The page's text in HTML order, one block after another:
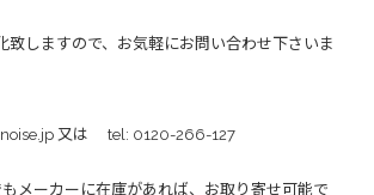
致しますので、お気軽にお問い合わせ下さいま
又は tel: 0120-266-127
メーカーに在庫があれば、お取り寄せ可能で